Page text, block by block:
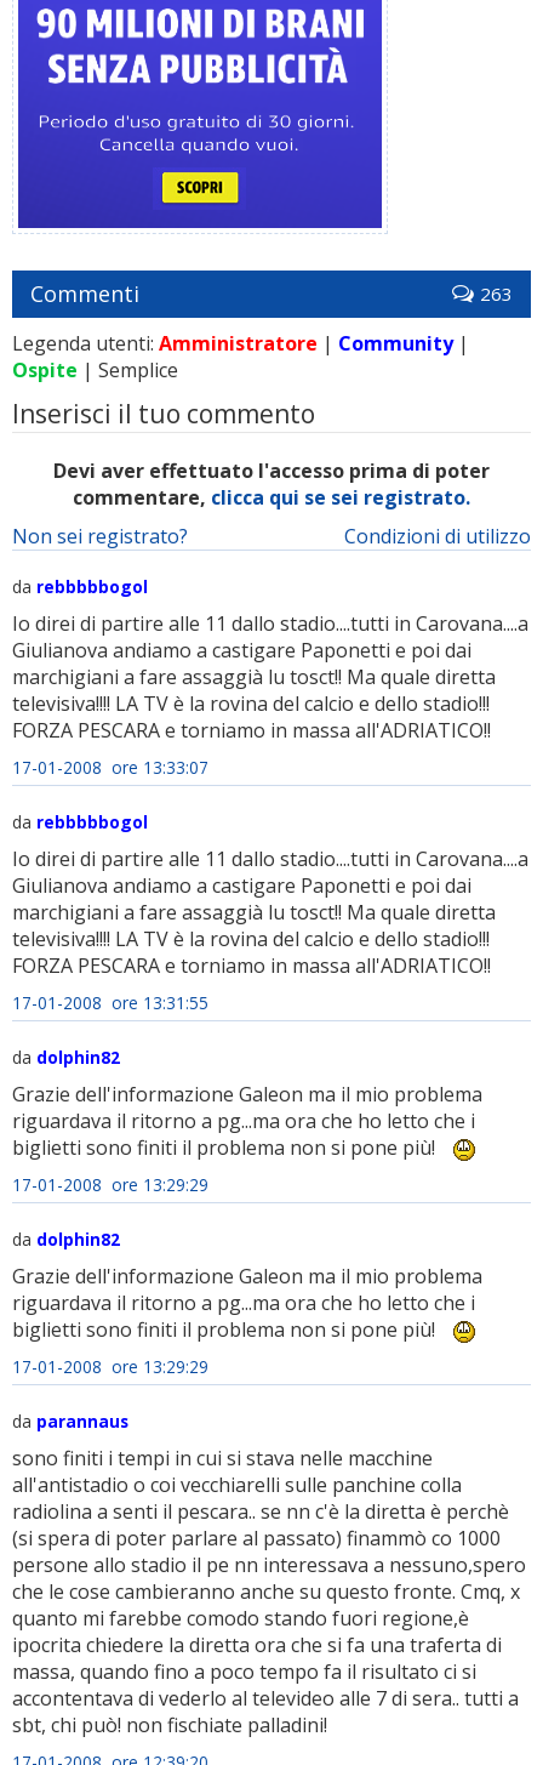
Commenti 263
Legenda utenti: Amministratore | Community|
Ospite | Semplice
Inserisci il tuo commento
Devi aver effettuato l'accesso prima di poter
commentare, clicca qui se sei registrato.
Condizioni di utilizzo
Non sei registrato?
da rebbbbbogol
Io direi di partire alle 11 dallo stadio....tutti in Carovana....a
Giulianova andiamo a castigare Paponetti e poi dai
marchigiani a fare assaggià lu tosct!! Ma quale diretta
televisiva!!!! LA TV è la rovina del calcio e dello stadio!!!
FORZA PESCARA e torniamo in massa all'ADRIATICO!!
17-01-2008 ore 13:33:07
da rebbbbbogol
Io direi di partire alle 11 dallo stadio....tutti in Carovana....a
Giulianova andiamo a castigare Paponetti e poi dai
marchigiani a fare assaggià lu tosct!! Ma quale diretta
televisiva!!!! LA TV è la rovina del calcio e dello stadio!!!
FORZA PESCARA e torniamo in massa all'ADRIATICO!!
17-01-2008 ore 13:31:55
da dolphin82
Grazie dell'informazione Galeon ma il mio problema
riguardava il ritorno a pg...ma ora che ho letto che i
biglietti sono finiti il problema non si pone più!
17-01-2008 ore 13:29:29
da dolphin82
Grazie dell'informazione Galeon ma il mio problema
riguardava il ritorno a pg...ma ora che ho letto che i
biglietti sono finiti il problema non si pone più!
17-01-2008 ore 13:29:29
da parannaus
sono finiti i tempi in cui si stava nelle macchine
all'antistadio o coi vecchiarelli sulle panchine colla
radiolina a senti il pescara.. se nn c'è la diretta è perchè
(si spera di poter parlare al passato) finammò co 1000
persone allo stadio il pe nn interessava a nessuno,spero
che le cose cambieranno anche su questo fronte. Cmq, x
quanto mi farebbe comodo stando fuori regione,è
ipocrita chiedere la diretta ora che si fa una traferta di
massa, quando fino a poco tempo fa il risultato ci si
accontentava di vederlo al televideo alle 7 di sera.. tutti a
sbt, chi può! non fischiate palladini!